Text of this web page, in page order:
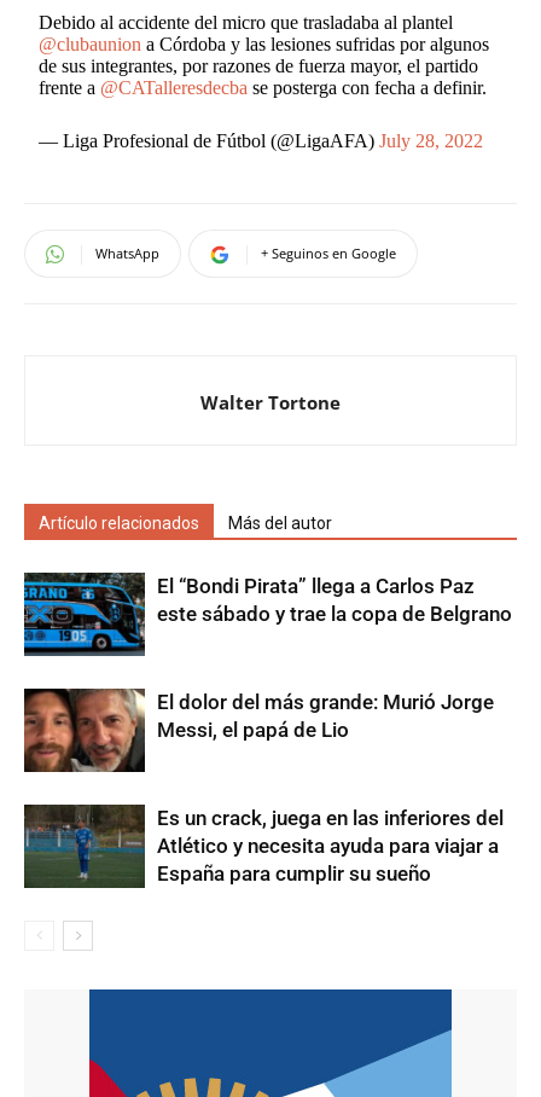
Debido al accidente del micro que trasladaba al plantel
@clubaunion a Córdoba y las lesiones sufridas por algunos
de sus integrantes, por razones de fuerza mayor, el partido
frente a @CATalleresdecba se posterga con fecha a definir.
— Liga Profesional de Fútbol (@LigaAFA)July 28, 2022
WhatsApp + Seguinos en Google
Walter Tortone
Artículo relacionados Más del autor
El “Bondi Pirata” llega a Carlos Paz
este sábado y trae la copa de Belgrano
El dolor del más grande: Murió Jorge
Messi, el papá de Lio
Es un crack, juega en las inferiores del
Atlético y necesita ayuda para viajar a
España para cumplir su sueño